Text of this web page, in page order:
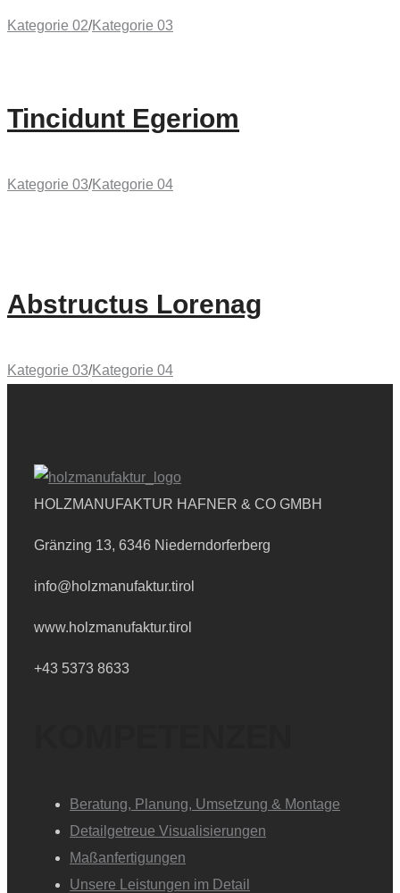
Kategorie 02/Kategorie 03
Tincidunt Egeriom
Kategorie 03/Kategorie 04
Abstructus Lorenag
Kategorie 03/Kategorie 04
HOLZMANUFAKTUR HAFNER & CO GMBH
Gränzing 13, 6346 Niederndorferberg
info@holzmanufaktur.tirol
www.holzmanufaktur.tirol
+43 5373 8633
Beratung, Planung, Umsetzung & Montage
Detailgetreue Visualisierungen
Maßanfertigungen
Unsere Leistungen im Detail